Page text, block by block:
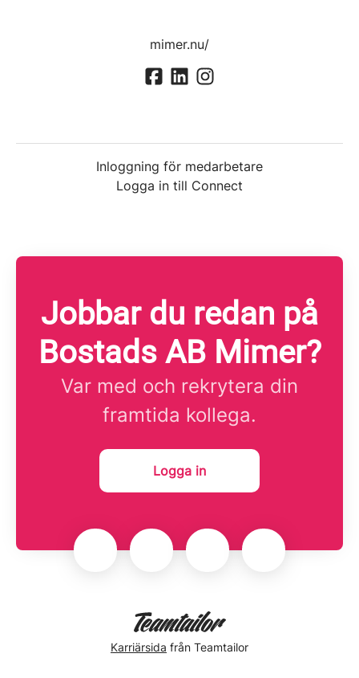
mimer.nu/
Inloggning för medarbetare
Logga in till Connect
Jobbar du redan på
Bostads AB Mimer?
Var med och rekrytera din
framtida kollega.
Logga in
Karriärsida från Teamtailor